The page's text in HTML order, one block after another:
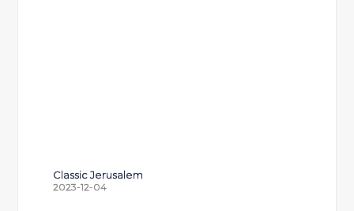
Classic Jerusalem
2023-12-04